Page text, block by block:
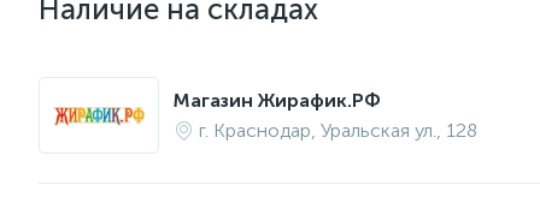
Наличие на складах
Магазин Жирафик.РФ
г. Краснодар, Уральская ул., 128